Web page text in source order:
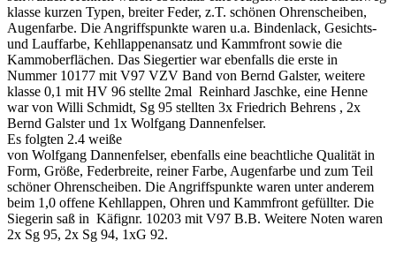
klasse kurzen Typen, breiter Feder, z.T. schönen Ohrenscheiben,
Augenfarbe. Die Angriffspunkte waren u.a. Bindenlack, Gesichts-
und Lauffarbe, Kehllappenansatz und Kammfront sowie die
Kammoberflächen. Das Siegertier war ebenfalls die erste in
Nummer 10177 mit V97 VZV Band von Bernd Galster, weitere
klasse 0,1 mit HV 96 stellte 2mal Reinhard Jaschke, eine Henne
war von Willi Schmidt, Sg 95 stellten 3x Friedrich Behrens , 2x
Bernd Galster und 1x Wolfgang Dannenfelser.
Es folgten 2.4 weiße
von Wolfgang Dannenfelser, ebenfalls eine beachtliche Qualität in
Form, Größe, Federbreite, reiner Farbe, Augenfarbe und zum Teil
schöner Ohrenscheiben. Die Angriffspunkte waren unter anderem
beim 1,0 offene Kehllappen, Ohren und Kammfront gefüllter. Die
Siegerin saß in Käfignr. 10203 mit V97 B.B. Weitere Noten waren
2x Sg 95, 2x Sg 94, 1xG 92.